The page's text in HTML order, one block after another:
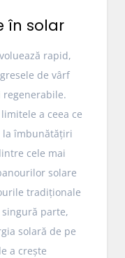
în solar
rapid,
de vârf
a ceea ce
la îmbunătățiri
cele mai
solare
tradiționale
parte,
solară de pe
a crește